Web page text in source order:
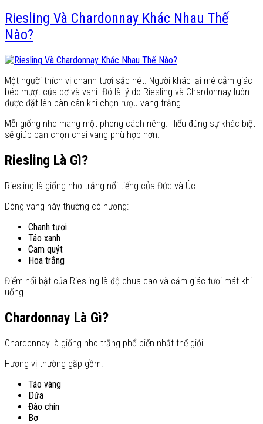
Riesling Và Chardonnay Khác Nhau Thế
Nào?
Một người thích vị chanh tươi sắc nét. Người khác lại mê cảm giác
béo mượt của bơ và vani. Đó là lý do Riesling và Chardonnay luôn
được đặt lên bàn cân khi chọn rượu vang trắng.
Mỗi giống nho mang một phong cách riêng. Hiểu đúng sự khác biệt
sẽ giúp bạn chọn chai vang phù hợp hơn.
Riesling Là Gì?
Riesling là giống nho trắng nổi tiếng của Đức và Úc.
Dòng vang này thường có hương:
Chanh tươi
Táo xanh
Cam quýt
Hoa trắng
Điểm nổi bật của Riesling là độ chua cao và cảm giác tươi mát khi
uống.
Chardonnay Là Gì?
Chardonnay là giống nho trắng phổ biến nhất thế giới.
Hương vị thường gặp gồm:
Táo vàng
Dứa
Đào chín
Bơ